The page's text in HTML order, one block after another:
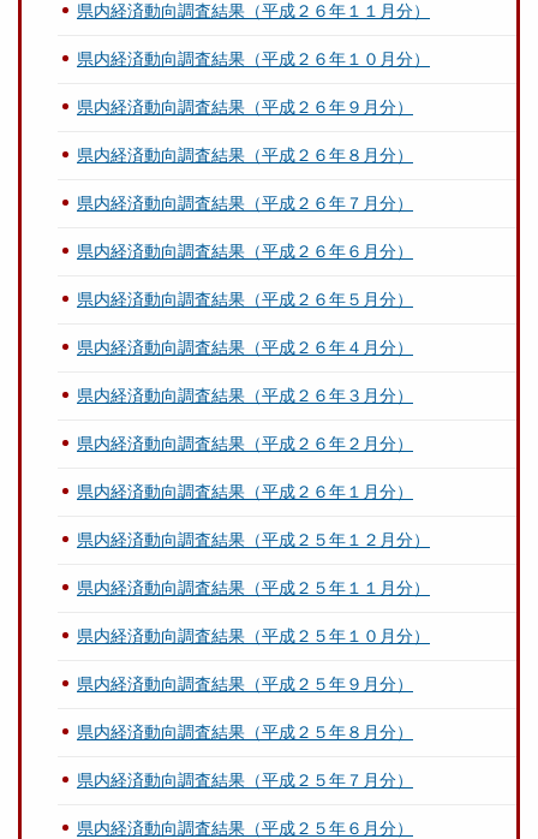
県内経済動向調査結果（平成２６年１１月分）
県内経済動向調査結果（平成２６年１０月分）
県内経済動向調査結果（平成２６年９月分）
県内経済動向調査結果（平成２６年８月分）
県内経済動向調査結果（平成２６年７月分）
県内経済動向調査結果（平成２６年６月分）
県内経済動向調査結果（平成２６年５月分）
県内経済動向調査結果（平成２６年４月分）
県内経済動向調査結果（平成２６年３月分）
県内経済動向調査結果（平成２６年２月分）
県内経済動向調査結果（平成２６年１月分）
県内経済動向調査結果（平成２５年１２月分）
県内経済動向調査結果（平成２５年１１月分）
県内経済動向調査結果（平成２５年１０月分）
県内経済動向調査結果（平成２５年９月分）
県内経済動向調査結果（平成２５年８月分）
県内経済動向調査結果（平成２５年７月分）
県内経済動向調査結果（平成２５年６月分）